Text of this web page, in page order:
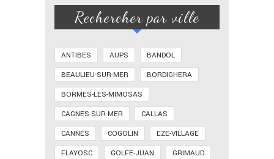
Rechercher par ville
ANTIBES AUPS
BANDOL
BEAULIEU-SUR-MER
BORDIGHERA
BORMES-LES-MIMOSAS
CAGNES-SUR-MER
CALLAS
CANNES
COGOLIN
EZE-VILLAGE
FLAYOSC
GOLFE-JUAN
GRIMAUD